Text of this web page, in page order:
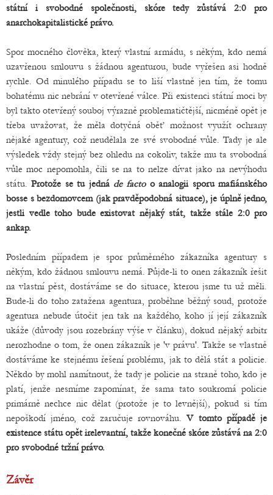
státní i svobodné společnosti, skóre tedy zůstává 2:0 pro
anarchokapitalistické právo.
Spor mocného člověka, který vlastní armádu, s někým, kdo nemá
uzavřenou smlouvu s žádnou agenturou, bude vyřešen asi hodně
rychle. Od minulého případu se to liší vlastně jen tím, že tomu
bohatému nic nebrání v otevřené válce. Při existenci státní moci by
byl takto otevřený souboj výrazně problematičtější, nicméně opět je
třeba uvažovat, že měla dotyčná oběť možnost využít ochrany
nějaké agentury, což neudělala ze své svobodné vůle. Tady je ale
výsledek vždy stejný bez ohledu na cokoliv, takže mu ta svobodná
vůle moc nepomohla, čili se na to nelze dívat jako na nevýhodu
státu.Protože se tu jedná de factoo analogii sporu mafiánského
bosse s bezdomovcem (jak pravděpodobná situace), je úplně jedno,
jestli vedle toho bude existovat nějaký stát, takže stále 2:0 pro
ankap.
Posledním případem je spor průměrného zákazníka agentury s
někým, kdo žádnou smlouvu nemá. Půjde-li to onen zákazník řešit
na vlastní pěst, dostáváme se do situace, kterou jsme tu už měli.
Bude-li do toho zatažena agentura, proběhne běžný soud, protože
agentura nebude útočit jen tak na každého, koho jí její zákazník
ukáže (důvody jsou rozebrány výše v článku), dokud nějaký arbitr
nerozhodne o tom, že onen zákazník je 'v právu'. Takže se vlastně
dostáváme ke stejnému řešení problému, jak to dělá stát a policie.
Někdo by mohl namítnout, že tady je policie na straně toho, kdo je
platí, jenže nesmíme zapomínat, že sama tato soukromá policie
primárně nechce nic dělat (protože je to levnější), pokud si tím
nepoškodí jméno, což zaručuje rovnováhu.V tomto případě je
existence státu opět irelevantní, takže konečné skóre zůstává na 2:0
pro svobodné tržní právo.
Závěr